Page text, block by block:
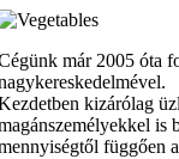
már 2005 óta
kizárólag
is
függően